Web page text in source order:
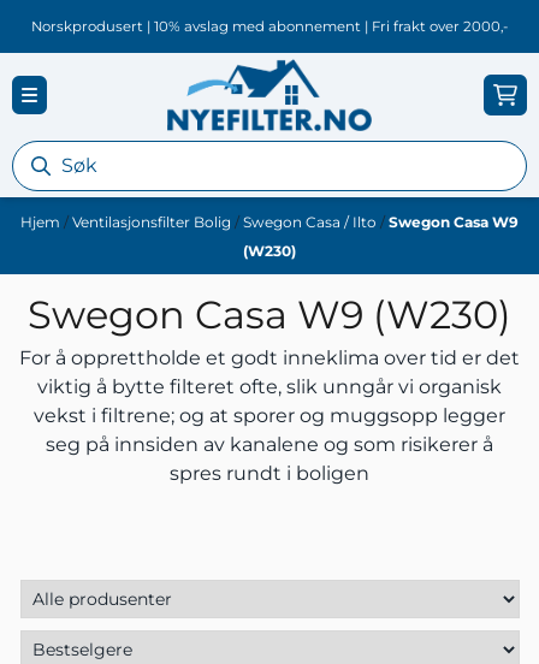
Hopp til innhold
Norskprodusert | 10% avslag med abonnement | Fri frakt over 2000,-
Hjem / Ventilasjonsfilter Bolig / Swegon Casa / Ilto / Swegon Casa W9
(W230)
Swegon Casa W9 (W230)
For å opprettholde et godt inneklima over tid er det
viktig å bytte filteret ofte, slik unngår vi organisk
vekst i filtrene; og at sporer og muggsopp legger
seg på innsiden av kanalene og som risikerer å
spres rundt i boligen